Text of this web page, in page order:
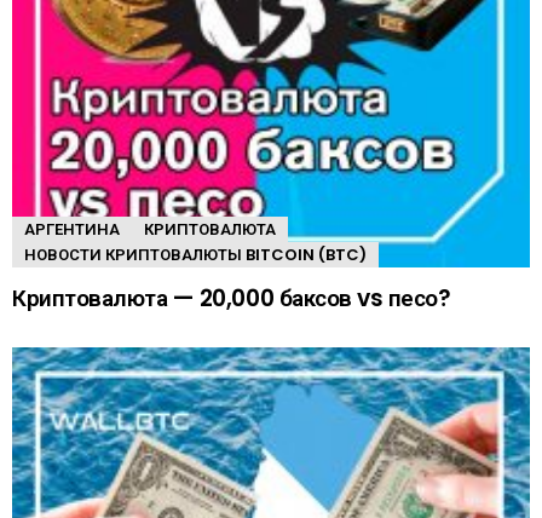
АРГЕНТИНА
КРИПТОВАЛЮТА
НОВОСТИ КРИПТОВАЛЮТЫ BITCOIN (BTC)
Криптовалюта — 20,000 баксов vs песо?